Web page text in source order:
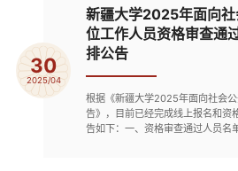
岗位：新疆大学红湖校区12号教...
30
2025/04
新疆大学2025年面向
位工作人员资格审查通
排公告
根据《新疆大学2025年面向社会
告》，目前已经完成线上报名和资
告如下：一、资格审查通过人员名